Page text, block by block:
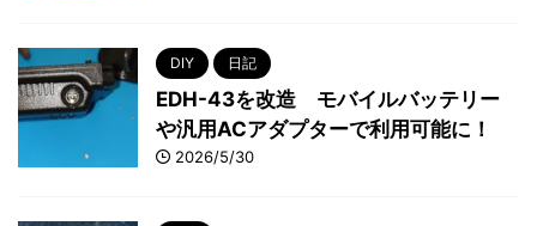
DIY 日記
EDH-43を改造 モバイルバッテリー
や汎用ACアダプターで利用可能に！
2026/5/30